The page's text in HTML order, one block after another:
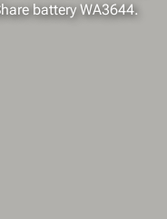
battery WA3644.